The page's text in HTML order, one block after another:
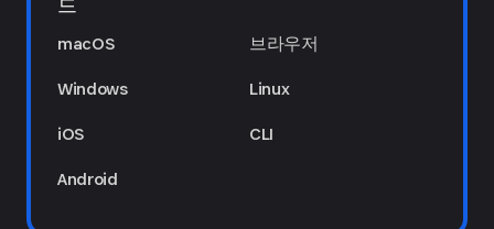
macOS
Windows
iOS
Android
브라우저
Linux
CLI